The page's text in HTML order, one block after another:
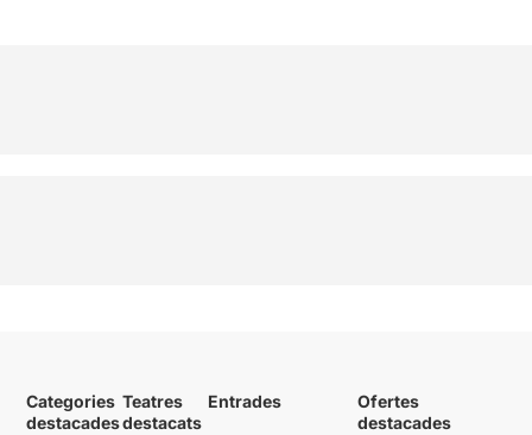
Categories
destacades
Teatres
destacats
Entrades
Ofertes
destacades